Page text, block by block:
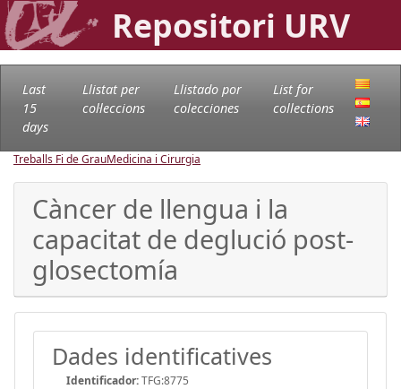
Repositori URV
Last
15
days
Llistat per
col·leccions
Llistado por
colecciones
List for
collections
Treballs Fi de GrauMedicina i Cirurgia
Càncer de llengua i la
capacitat de deglució post-
glosectomía
Dades identificatives
Identificador:TFG:8775